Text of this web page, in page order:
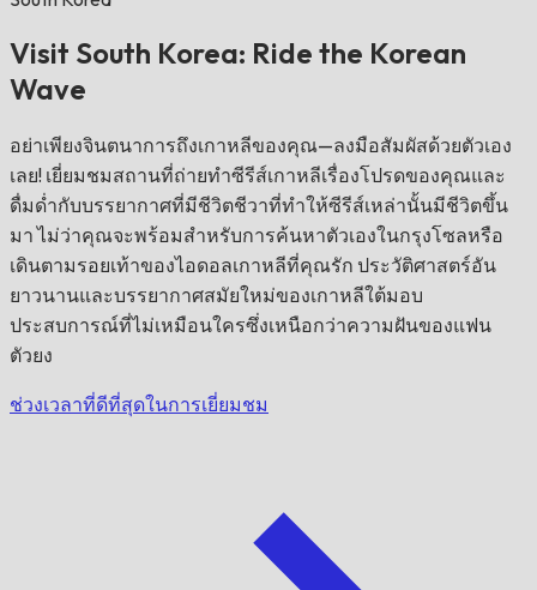
Visit South Korea: Ride the Korean
Wave
อย่าเพียงจินตนาการถึงเกาหลีของคุณ—ลงมือสัมผัสด้วยตัวเอง
เลย! เยี่ยมชมสถานที่ถ่ายทำซีรีส์เกาหลีเรื่องโปรดของคุณและ
ดื่มด่ำกับบรรยากาศที่มีชีวิตชีวาที่ทำให้ซีรีส์เหล่านั้นมีชีวิตขึ้น
มา ไม่ว่าคุณจะพร้อมสำหรับการค้นหาตัวเองในกรุงโซลหรือ
เดินตามรอยเท้าของไอดอลเกาหลีที่คุณรัก ประวัติศาสตร์อัน
ยาวนานและบรรยากาศสมัยใหม่ของเกาหลีใต้มอบ
ประสบการณ์ที่ไม่เหมือนใครซึ่งเหนือกว่าความฝันของแฟน
ตัวยง
ช่วงเวลาที่ดีที่สุดในการเยี่ยมชม